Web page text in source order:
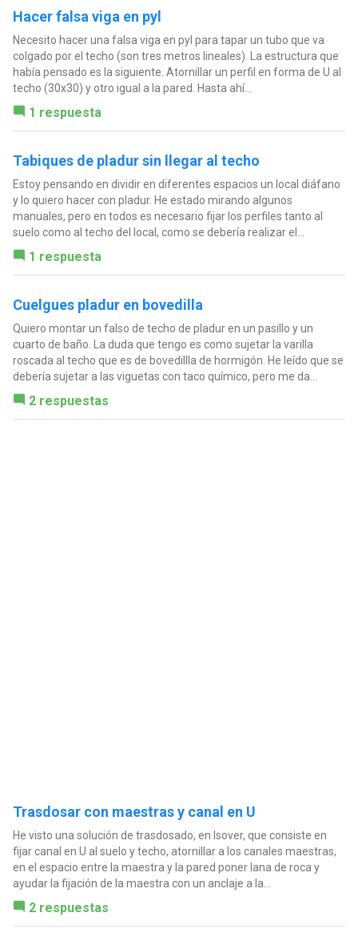
Hacer falsa viga en pyl
Necesito hacer una falsa viga en pyl para tapar un tubo que va
colgado por el techo (son tres metros lineales). La estructura que
había pensado es la siguiente. Atornillar un perfil en forma de U al
techo (30x30) y otro igual a la pared. Hasta ahí...
1 respuesta
Tabiques de pladur sin llegar al techo
Estoy pensando en dividir en diferentes espacios un local diáfano
y lo quiero hacer con pladur. He estado mirando algunos
manuales, pero en todos es necesario fijar los perfiles tanto al
suelo como al techo del local, como se debería realizar el...
1 respuesta
Cuelgues pladur en bovedilla
Quiero montar un falso de techo de pladur en un pasillo y un
cuarto de baño. La duda que tengo es como sujetar la varilla
roscada al techo que es de bovedillla de hormigón. He leído que se
debería sujetar a las viguetas con taco químico, pero me da...
2 respuestas
Trasdosar con maestras y canal en U
He visto una solución de trasdosado, en Isover, que consiste en
fijar canal en U al suelo y techo, atornillar a los canales maestras,
en el espacio entre la maestra y la pared poner lana de roca y
ayudar la fijación de la maestra con un anclaje a la...
2 respuestas